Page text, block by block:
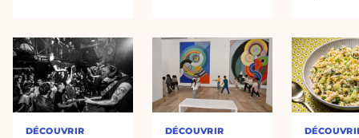
DÉCOUVRIR DÉCOUVRIR